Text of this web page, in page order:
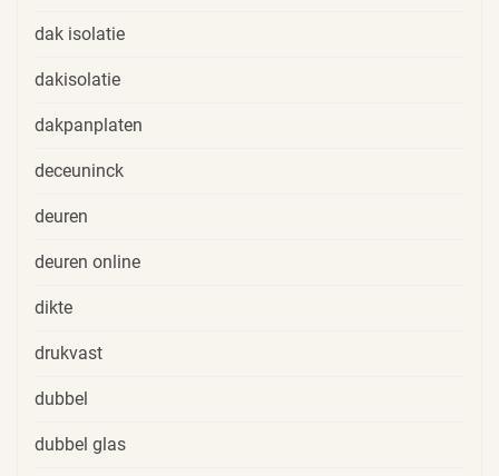
dak isolatie
dakisolatie
dakpanplaten
deceuninck
deuren
deuren online
dikte
drukvast
dubbel
dubbel glas